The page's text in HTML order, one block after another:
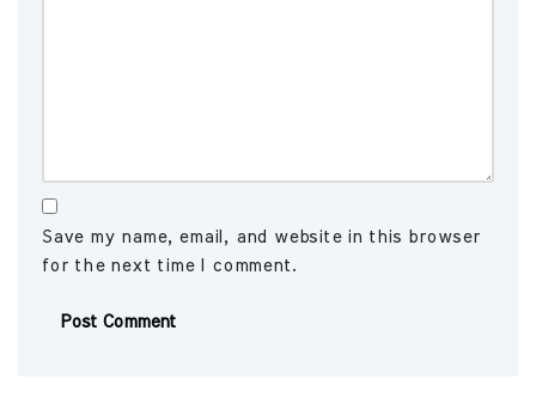
Save my name, email, and website in this browser
for the next time I comment.